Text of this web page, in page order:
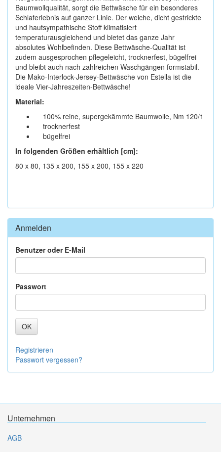
Baumwollqualität, sorgt die Bettwäsche für ein besonderes
Schlaferlebnis auf ganzer Linie. Der weiche, dicht gestrickte
und hautsympathische Stoff klimatisiert
temperaturausgleichend und bietet das ganze Jahr
absolutes Wohlbefinden. Diese Bettwäsche-Qualität ist
zudem ausgesprochen pflegeleicht, trocknerfest, bügelfrei
und bleibt auch nach zahlreichen Waschgängen formstabil.
Die Mako-Interlock-Jersey-Bettwäsche von Estella ist die
ideale Vier-Jahreszeiten-Bettwäsche!
Material:
100% reine, supergekämmte Baumwolle, Nm 120/1
trocknerfest
bügelfrei
In folgenden Größen erhältlich [cm]:
80 x 80, 135 x 200, 155 x 200, 155 x 220
Anmelden
Benutzer oder E-Mail
Passwort
OK
Registrieren
Passwort vergessen?
Unternehmen
AGB